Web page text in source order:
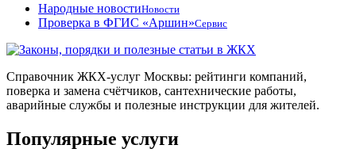
Народные новостиНовости
Проверка в ФГИС «Аршин»Сервис
Справочник ЖКХ-услуг Москвы: рейтинги компаний,
поверка и замена счётчиков, сантехнические работы,
аварийные службы и полезные инструкции для жителей.
Популярные услуги